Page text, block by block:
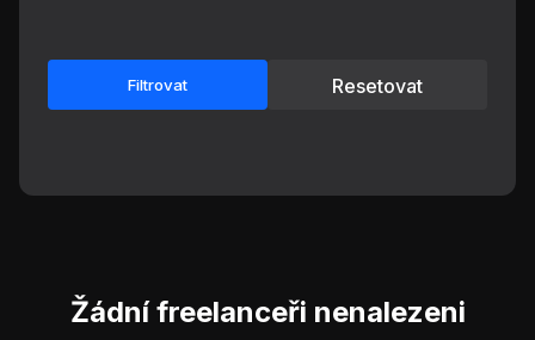
Filtrovat Resetovat
Žádní freelanceři nenalezeni